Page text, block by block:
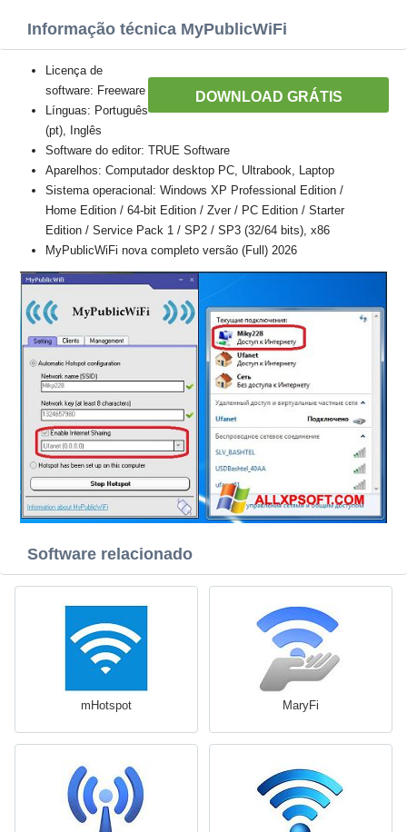
Informação técnica MyPublicWiFi
DOWNLOAD GRÁTIS
Licença de
software: Freeware
Línguas: Português
(pt), Inglês
Software do editor: TRUE Software
Aparelhos: Computador desktop PC, Ultrabook, Laptop
Sistema operacional: Windows XP Professional Edition /
Home Edition / 64-bit Edition / Zver / PC Edition / Starter
Edition / Service Pack 1 / SP2 / SP3 (32/64 bits), x86
MyPublicWiFi nova completo versão (Full) 2026
Software relacionado
mHotspot MaryFi